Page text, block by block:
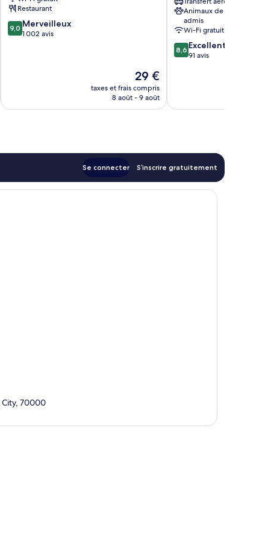
Restaurant
9.0
sur
9,0 Merveilleux
1 002 avis
Le
nouveau
prix
29 €
taxes et frais compris
8 août - 9 août
Le
Thanh
Ton
1er
arrondissement
Animaux de compagnie
admis
Wi-Fi gratuit
8.6
sur
8,6 Excellent
91 avis
Se connecter S’inscrire gratuitement
City, 70000